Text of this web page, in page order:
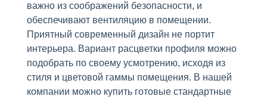
важно из соображений безопасности, и
обеспечивают вентиляцию в помещении.
Приятный современный дизайн не портит
интерьера. Вариант расцветки профиля можно
подобрать по своему усмотрению, исходя из
стиля и цветовой гаммы помещения. В нашей
компании можно купить готовые стандартные